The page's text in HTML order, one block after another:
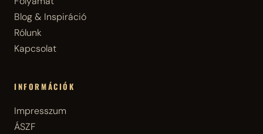
Blog & Inspiráció
Rólunk
Kapcsolat
INFORMÁCIÓK
Impresszum
ÁSZF